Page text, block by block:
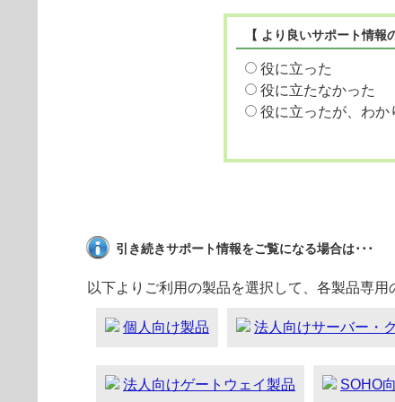
【 より良いサポート情
役に立った
役に立たなかった
役に立ったが、わか
引き続きサポート情報をご覧になる場合は･･･
以下よりご利用の製品を選択して、各製品専用
個人向け製品 法人向けサーバー・
法人向けゲートウェイ製品 SOHO